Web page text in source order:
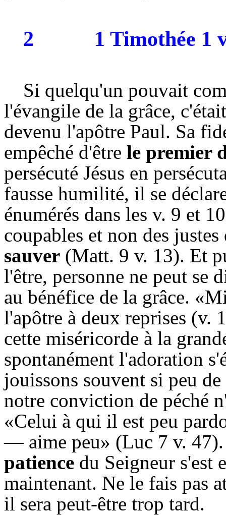
2 1 Timothée 1
Si quelqu'un pouvait
l'évangile de la grâce,
devenu l'apôtre Paul. Sa
empêché d'être le premier
persécuté Jésus en
fausse humilité, il se
énumérés dans les v. 9 et
coupables et non des
sauver (Matt. 9 v. 13). Et
l'être, personne ne peut se
au bénéfice de la grâce.
l'apôtre à deux reprises (v.
cette miséricorde à la
spontanément l'adoration
jouissons souvent si peu
notre conviction de péché
«Celui à qui il est peu
— aime peu» (Luc 7 v.
patience du Seigneur s'est
maintenant. Ne le fais pas
il sera peut-être trop tard.